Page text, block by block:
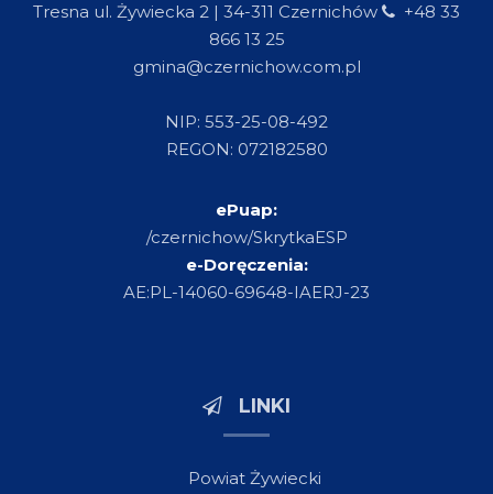
Tresna ul. Żywiecka 2 | 34-311 Czernichów
+48 33
866 13 25
gmina@czernichow.com.pl
NIP: 553-25-08-492
REGON: 072182580
ePuap:
/czernichow/SkrytkaESP
e-Doręczenia:
AE:PL-14060-69648-IAERJ-23
LINKI
Powiat Żywiecki